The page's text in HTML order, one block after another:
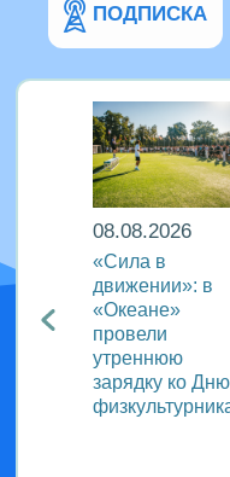
ПОДПИСКА
с
08.08.2026
«Сила в
движении»: в
«Океане»
провели
утреннюю
зарядку ко Дню